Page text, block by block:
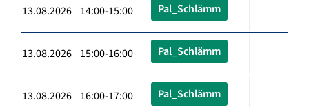
13.08.2026 14:00-15:00 Pal_Schlämm
13.08.2026 15:00-16:00 Pal_Schlämm
13.08.2026 16:00-17:00 Pal_Schlämm